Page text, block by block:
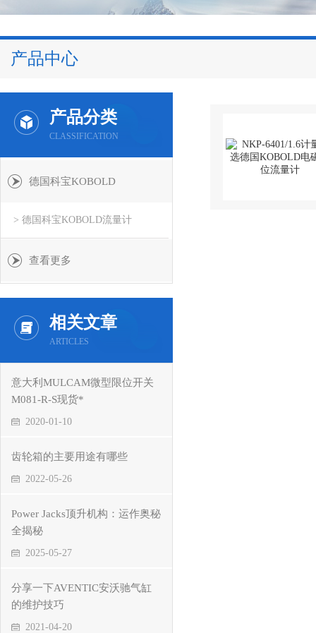
产品中心
产品分类
CLASSIFICATION
德国科宝KOBOLD
> 德国科宝KOBOLD流量计
查看更多
相关文章
ARTICLES
意大利MULCAM微型限位开关
M081-R-S现货*
2020-01-10
齿轮箱的主要用途有哪些
2022-05-26
Power Jacks顶升机构：运作奥秘
全揭秘
2025-05-27
分享一下AVENTIC安沃驰气缸
的维护技巧
2021-04-20